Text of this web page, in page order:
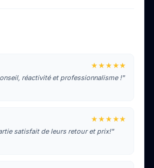
★★★★★
réactivité et professionnalisme !"
★★★★★
satisfait de leurs retour et prix!"